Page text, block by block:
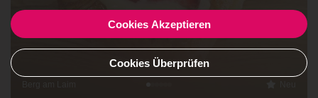
Cookies Akzeptieren
Cookies Überprüfen